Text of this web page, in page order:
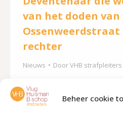
Beheer cookie
van het doden
rechter
Nieuws DoorVHB strafpleiters
De 50-jarige man uit
van betrokkenheid bij de